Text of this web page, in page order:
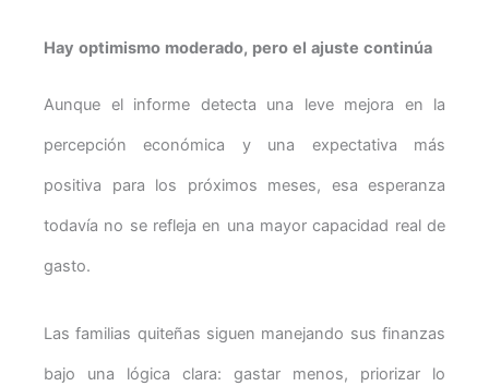
Hay optimismo moderado, pero el ajuste continúa
Aunque el informe detecta una leve mejora en la
percepción económica y una expectativa más
positiva para los próximos meses, esa esperanza
todavía no se refleja en una mayor capacidad real de
gasto.
Las familias quiteñas siguen manejando sus finanzas
bajo una lógica clara: gastar menos, priorizar lo